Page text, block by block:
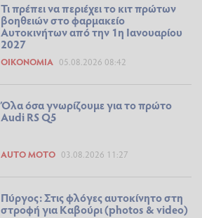
Τι πρέπει να περιέχει το κιτ πρώτων
βοηθειών στο φαρμακείο
Αυτοκινήτων από την 1η Ιανουαρίου
2027
ΟΙΚΟΝΟΜΊΑ 05.08.2026 08:42
Όλα όσα γνωρίζουμε για το πρώτο
Audi RS Q5
AUTO MOTO 03.08.2026 11:27
Πύργος: Στις φλόγες αυτοκίνητο στη
στροφή για Καβούρι (photos & video)